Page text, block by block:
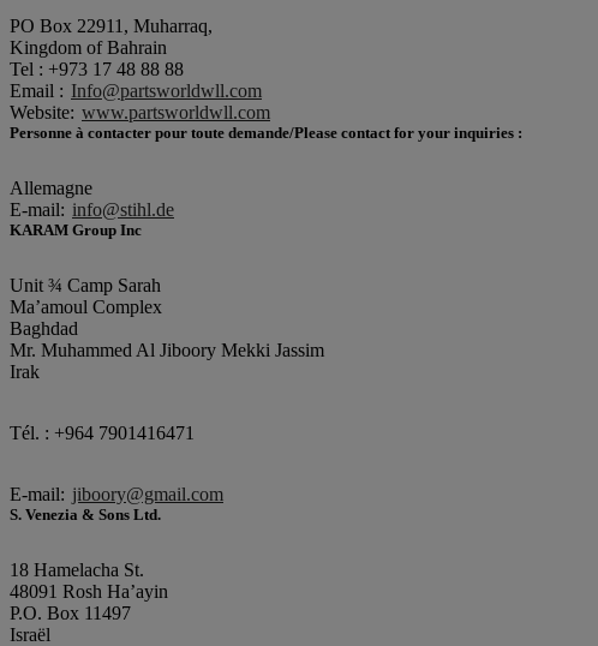
PO Box 22911, Muharraq,
Kingdom of Bahrain
Tel : +973 17 48 88 88
Email : Info@partsworldwll.com
Website: www.partsworldwll.com
Personne à contacter pour toute demande/Please contact for your inquiries :
Allemagne
E-mail: info@stihl.de
KARAM Group Inc
Unit ¾ Camp Sarah
Ma’amoul Complex
Baghdad
Mr. Muhammed Al Jiboory Mekki Jassim
Irak
Tél. : +964 7901416471
E-mail: jiboory@gmail.com
S. Venezia & Sons Ltd.
18 Hamelacha St.
48091 Rosh Ha’ayin
P.O. Box 11497
Israël